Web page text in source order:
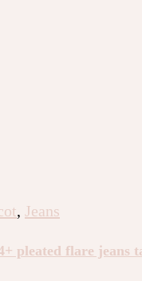
, Jeans
pleated flare jeans